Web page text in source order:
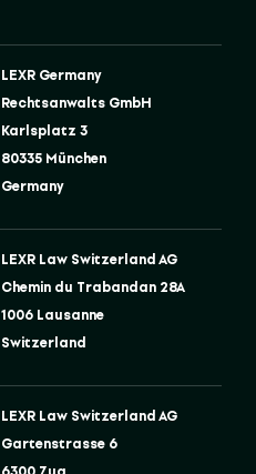
LEXR Germany
Rechtsanwalts GmbH
Karlsplatz 3
80335 München
Germany
LEXR Law Switzerland AG
Chemin du Trabandan 28A
1006 Lausanne
Switzerland
LEXR Law Switzerland AG
Gartenstrasse 6